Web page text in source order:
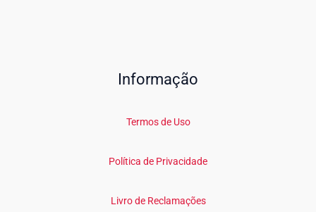
Informação
Termos de Uso
Política de Privacidade
Livro de Reclamações